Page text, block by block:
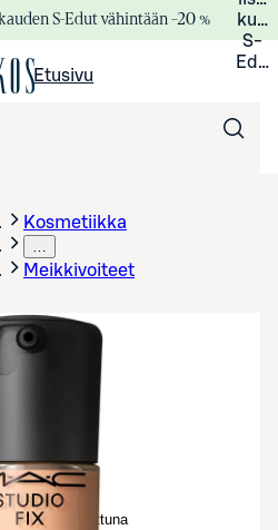
S-Edut vähintään –20 %
S-
Etusivu
Kosmetiikka
…
Meikkivoiteet
suurennettuna